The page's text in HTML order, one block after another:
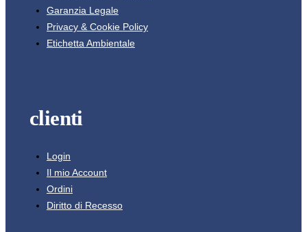
Garanzia Legale
Privacy & Cookie Policy
Etichetta Ambientale
clienti
Login
Il mio Account
Ordini
Diritto di Recesso